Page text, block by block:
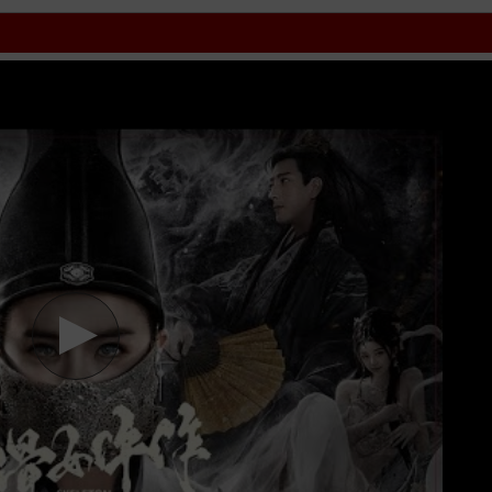
ssphim phimnet luotphim vuighe hopphim webphim fullphim
Họa Cốt Nữ Ngỗ Tác: Dạ Ô Quái Đàm vtv HTV SCTV GOTV
Tác: Dạ Ô Quái Đàm